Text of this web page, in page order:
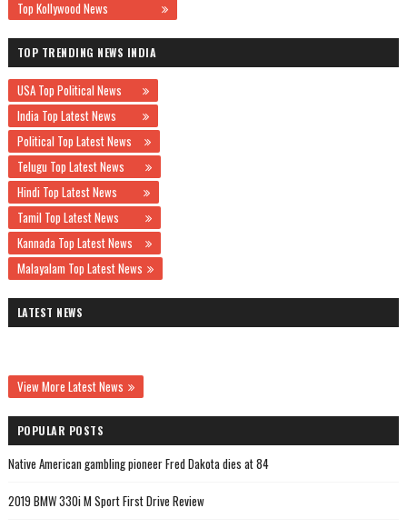
Top Kollywood News
TOP TRENDING NEWS INDIA
USA Top Political News
India Top Latest News
Political Top Latest News
Telugu Top Latest News
Hindi Top Latest News
Tamil Top Latest News
Kannada Top Latest News
Malayalam Top Latest News
LATEST NEWS
View More Latest News
POPULAR POSTS
Native American gambling pioneer Fred Dakota dies at 84
2019 BMW 330i M Sport First Drive Review